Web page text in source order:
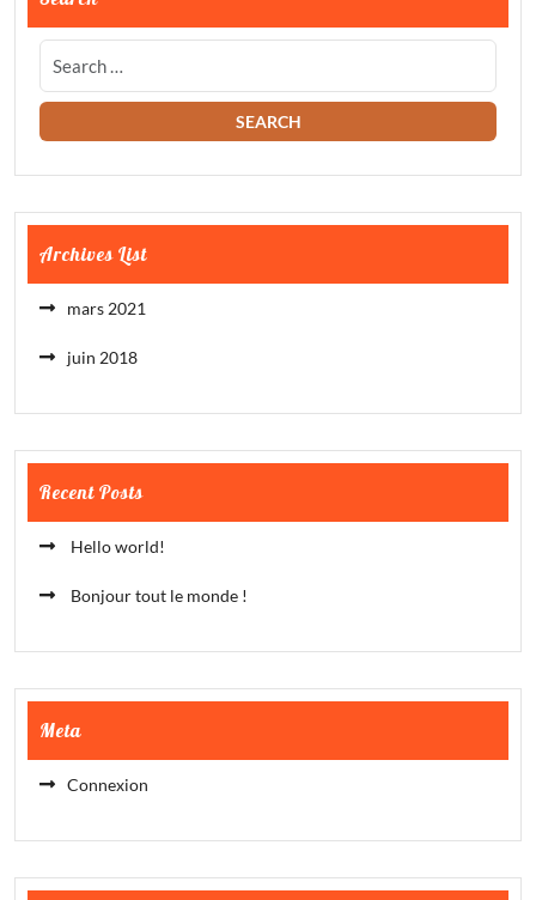
Archives List
mars 2021
juin 2018
Recent Posts
Hello world!
Bonjour tout le monde !
Meta
Connexion